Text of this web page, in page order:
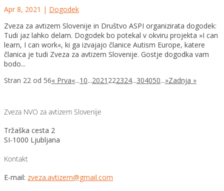
Apr 8, 2021 | Dogodek
Zveza za avtizem Slovenije in Društvo ASPI organizirata dogodek:
Tudi jaz lahko delam. Dogodek bo potekal v okviru projekta »I can
learn, I can work«, ki ga izvajajo članice Autism Europe, katere
članica je tudi Zveza za avtizem Slovenije. Gostje dogodka vam
bodo...
Stran 22 od 56« Prva«...10...2021 222324...304050...»Zadnja »
Zveza NVO za avtizem Slovenije
Tržaška cesta 2
SI-1000 Ljubljana
Kontakt
E-mail: zveza.avtizem@gmail.com